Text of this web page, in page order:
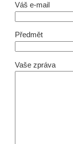
Váš e-mail
Předmět
Vaše zpráva